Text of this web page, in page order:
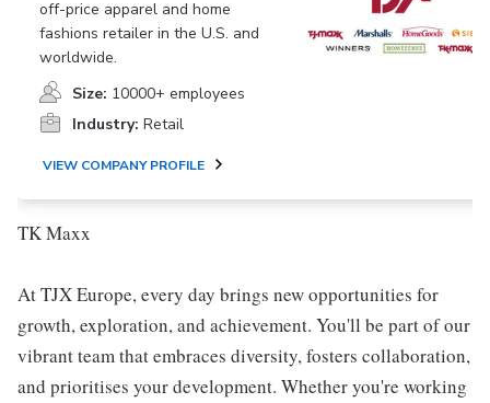
off-price apparel and home
fashions retailer in the U.S. and
worldwide.
Size: 10000+ employees
Industry: Retail
VIEW COMPANY PROFILE
TK Maxx
At TJX Europe, every day brings new opportunities for
growth, exploration, and achievement. You'll be part of our
vibrant team that embraces diversity, fosters collaboration,
and prioritises your development. Whether you're working